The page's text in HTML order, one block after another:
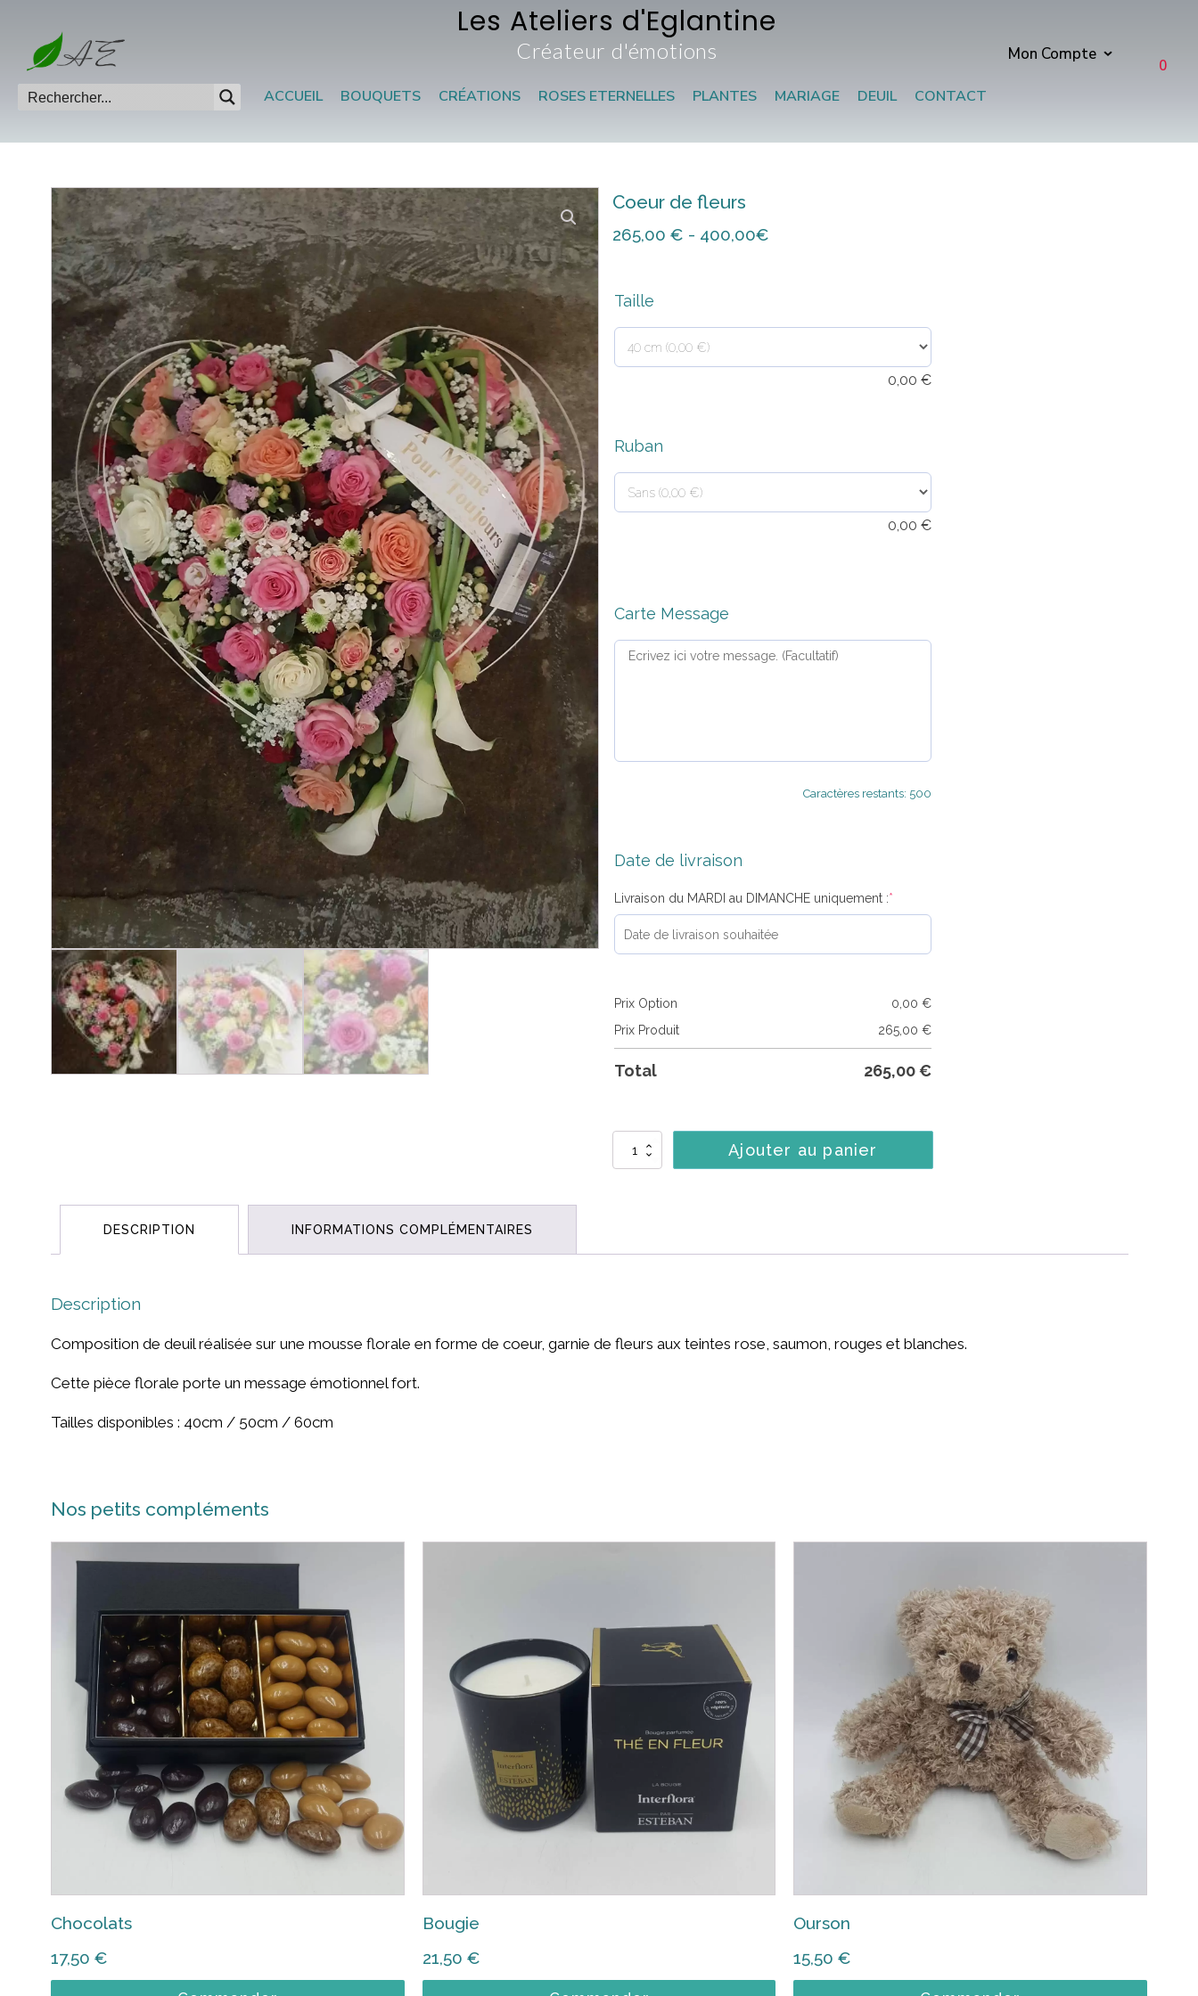
Les Ateliers d'Eglantine
Créateur d'émotions Mon Compte
0
ACCUEIL
BOUQUETS CRÉATIONS ROSES ETERNELLES PLANTES MARIAGE DEUIL CONTACT
Coeur de fleurs
265,00 € - 400,00€
Taille
0,00 €
Ruban
0,00 €
Carte Message
Caractères restants: 500
Date de livraison
Livraison du MARDI au DIMANCHE uniquement :*
Prix Option 0,00 €
Prix Produit
265,00 €
Total 265,00€
quantité
Ajouter au panier
DESCRIPTION INFORMATIONS COMPLÉMENTAIRES
Description
Composition de deuil réalisée sur une mousse florale en forme de coeur, garnie de fleurs aux teintes rose, saumon, rouges et blanches.
Cette pièce florale porte un message émotionnel fort.
Tailles disponibles : 40cm / 50cm / 60cm
Nos petits compléments
Chocolats
17,50€
Bougie
21,50 €
Ourson
15,50€